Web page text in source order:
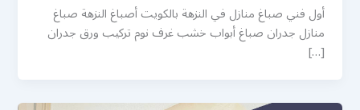
أول فني صباغ منازل في النزهة بالكويت أصباغ النزهة صباغ
منازل جدران صباغ أبواب خشب غرف نوم تركيب ورق جدران
[…]